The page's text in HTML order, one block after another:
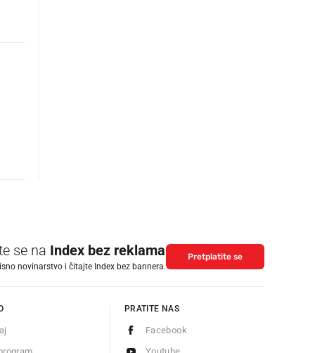
se na Index bez reklama
novinarstvo i čitajte Index bez bannera.
Pretplatite se
PRATITE NAS
Facebook